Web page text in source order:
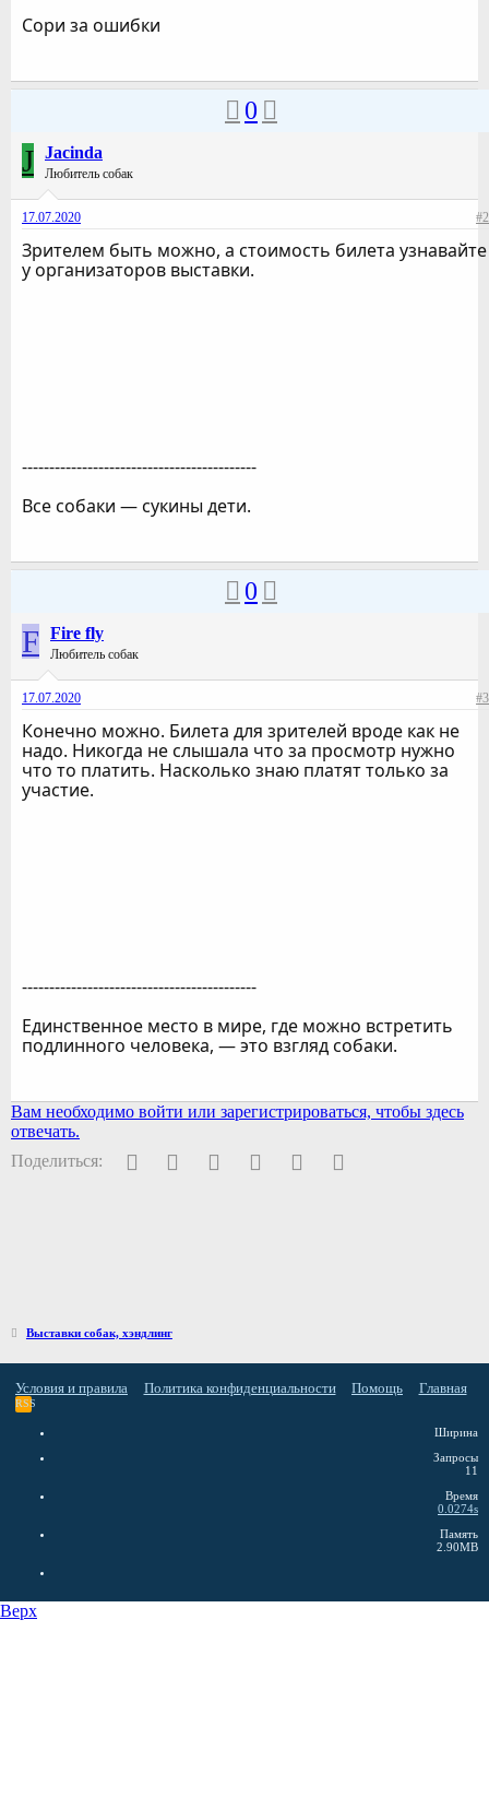
Сори за ошибки
0
J Jacinda
Любитель собак
17.07.2020 #2
Зрителем быть можно, а стоимость билета узнавайте
у организаторов выставки.
-------------------------------------------
Все собаки — сукины дети.
0
F Fire fly
Любитель собак
17.07.2020 #3
Конечно можно. Билета для зрителей вроде как не
надо. Никогда не слышала что за просмотр нужно
что то платить. Насколько знаю платят только за
участие.
-------------------------------------------
Единственное место в мире, где можно встретить
подлинного человека, — это взгляд собаки.
Вам необходимо войти или зарегистрироваться, чтобы здесь
отвечать.
Поделиться:
FacebookTwitter PinterestWhatsAppЭлектронная почта
Выставки собак, хэндлинг
Условия и правила Политика конфиденциальности Помощь Главная
RSS
Ширина
Запросы
11
Время
0.0274s
Память
2.90MB
Верх